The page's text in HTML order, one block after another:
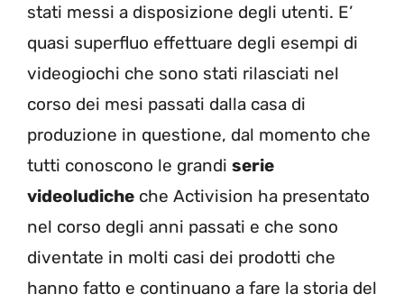
stati messi a disposizione degli utenti. E’
quasi superfluo effettuare degli esempi di
videogiochi che sono stati rilasciati nel
corso dei mesi passati dalla casa di
produzione in questione, dal momento che
tutti conoscono le grandi serie
videoludiche che Activision ha presentato
nel corso degli anni passati e che sono
diventate in molti casi dei prodotti che
hanno fatto e continuano a fare la storia del